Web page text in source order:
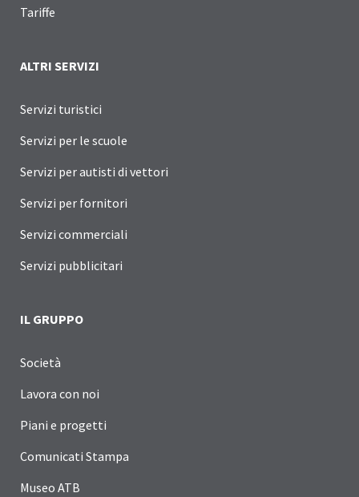
Tariffe
ALTRI SERVIZI
Servizi turistici
Servizi per le scuole
Servizi per autisti di vettori
Servizi per fornitori
Servizi commerciali
Servizi pubblicitari
IL GRUPPO
Società
Lavora con noi
Piani e progetti
Comunicati Stampa
Museo ATB